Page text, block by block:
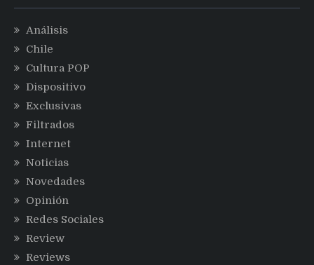
Análisis
Chile
Cultura POP
Dispositivo
Exclusivas
Filtrados
Internet
Noticias
Novedades
Opinión
Redes Sociales
Review
Reviews